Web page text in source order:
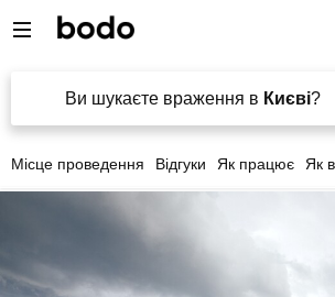
Ви шукаєте враження в Києві?
Місце проведення Відгуки Як працює Як